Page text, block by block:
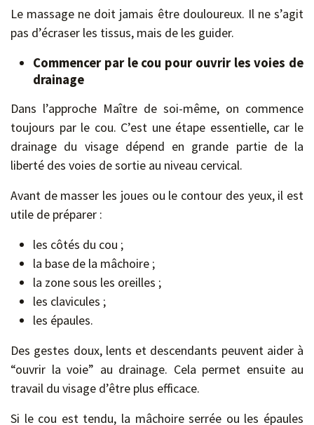
Le massage ne doit jamais être douloureux. Il ne s’agit
pas d’écraser les tissus, mais de les guider.
Commencer par le cou pour ouvrir les voies de
drainage
Dans l’approche Maître de soi-même, on commence
toujours par le cou. C’est une étape essentielle, car le
drainage du visage dépend en grande partie de la
liberté des voies de sortie au niveau cervical.
Avant de masser les joues ou le contour des yeux, il est
utile de préparer :
les côtés du cou ;
la base de la mâchoire ;
la zone sous les oreilles ;
les clavicules ;
les épaules.
Des gestes doux, lents et descendants peuvent aider à
“ouvrir la voie” au drainage. Cela permet ensuite au
travail du visage d’être plus efficace.
Si le cou est tendu, la mâchoire serrée ou les épaules